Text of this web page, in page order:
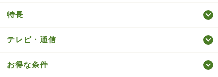
特長
テレビ・通信
お得な条件